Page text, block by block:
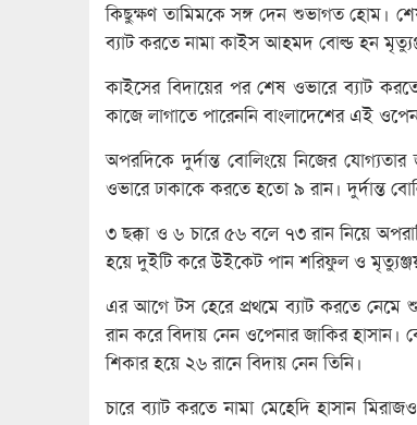
কিছুক্ষণ তামিমকে সঙ্গ দেন শুভাগত হোম।
ব্যাট করতে নামা কাইস আহমদ বোল্ড হন
কাইসের বিদায়ের পর শেষ ওভারে ব্যাট
কাজে লাগাতে পারেননি বাংলাদেশের এই
অপরদিকে দুর্দান্ত বোলিংয়ে নিজের
ওভারে ঢাকাকে করতে হতো ৯ রান। দুর্দান্ত
৩ ছক্কা ও ৬ চারে ৫৬ বলে ৭৩ রান নিয়ে
হয়ে দুইটি করে উইকেট পান শরিফুল ও
এর আগে টস হেরে প্রথমে ব্যাট করতে নেমে
রান করে বিদায় নেন ওপেনার জাকির
শিকার হয়ে ২৬ রানে বিদায় নেন তিনি।
চারে ব্যাট করতে নামা মেহেদি হাসান